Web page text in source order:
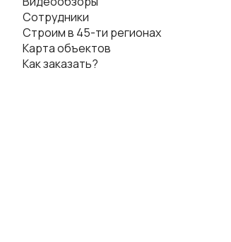
Сотрудники
Строим в 45-ти регионах
Карта объектов
Как заказать?